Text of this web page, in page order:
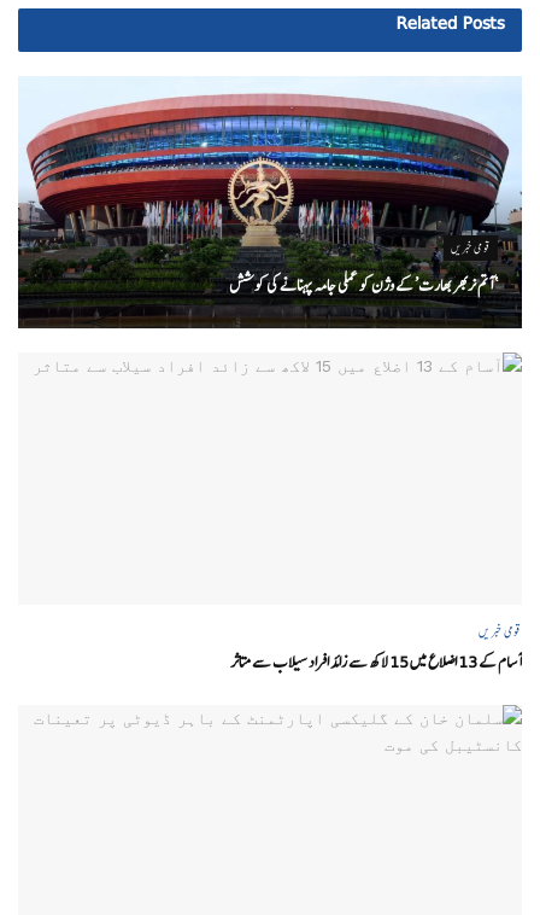
Related Posts
قومی خبریں
‘ آتم نربھر بھارت’ کے وژن کو عملی جامہ پہنانے کی کوشش
قومی خبریں
آسام کے 13 اضلاع میں 15 لاکھ سے زائد افراد سیلاب سے متاثر